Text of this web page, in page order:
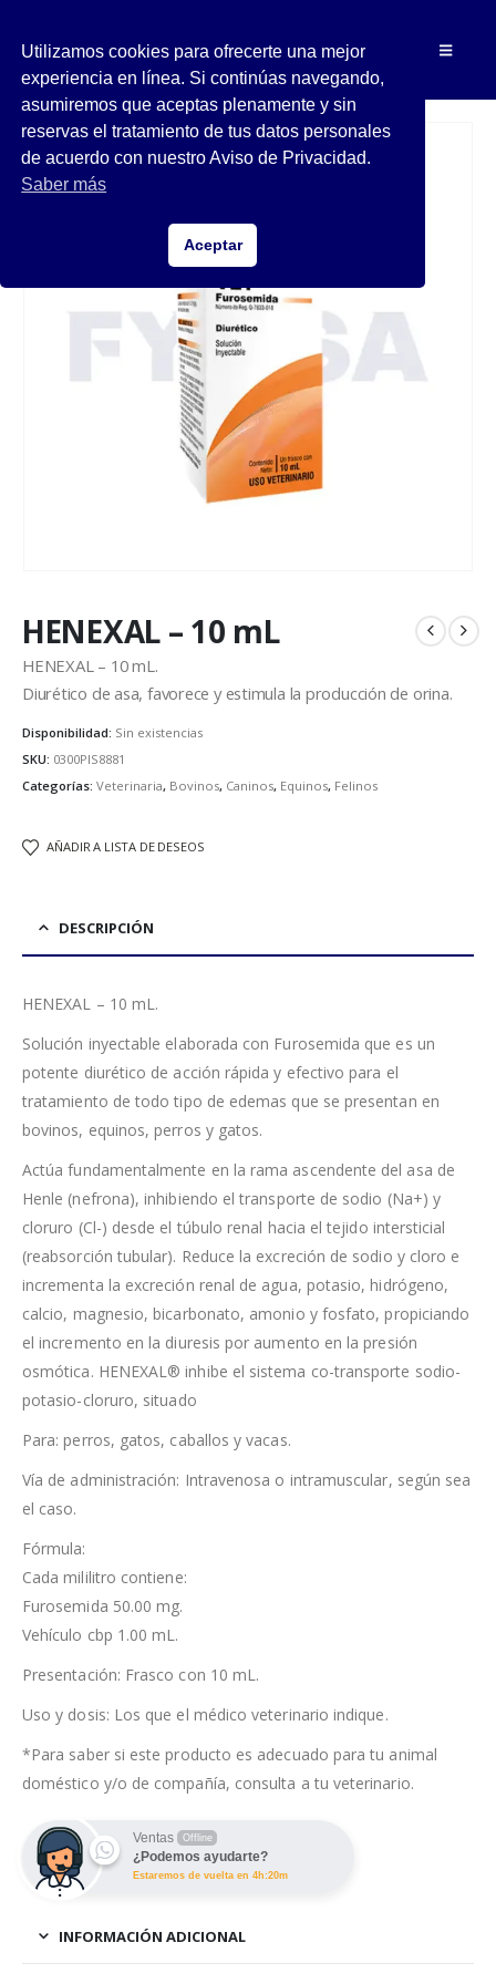
HENEXAL – 10 mL
HENEXAL – 10 mL.
Diurético de asa, favorece y estimula la producción de orina.
Disponibilidad: Sin existencias
SKU: 0300PIS8881
Categorías: Veterinaria, Bovinos, Caninos, Equinos, Felinos
AÑADIR A LISTA DE DESEOS
DESCRIPCIÓN
HENEXAL – 10 mL.
Solución inyectable elaborada con Furosemida que es un
potente diurético de acción rápida y efectivo para el
tratamiento de todo tipo de edemas que se presentan en
bovinos, equinos, perros y gatos.
Actúa fundamentalmente en la rama ascendente del asa de
Henle (nefrona), inhibiendo el transporte de sodio (Na+) y
cloruro (Cl-) desde el túbulo renal hacia el tejido intersticial
(reabsorción tubular). Reduce la excreción de sodio y cloro e
incrementa la excreción renal de agua, potasio, hidrógeno,
calcio, magnesio, bicarbonato, amonio y fosfato, propiciando
el incremento en la diuresis por aumento en la presión
osmótica. HENEXAL® inhibe el sistema co-transporte sodio-
potasio-cloruro, situado
Para: perros, gatos, caballos y vacas.
Vía de administración: Intravenosa o intramuscular, según sea
el caso.
Fórmula:
Cada mililitro contiene:
Furosemida 50.00 mg.
Vehículo cbp 1.00 mL.
Presentación: Frasco con 10 mL.
Uso y dosis: Los que el médico veterinario indique.
*Para saber si este producto es adecuado para tu animal
doméstico y/o de compañía, consulta a tu veterinario.
Ventas Offline
¿Podemos ayudarte?
Estaremos de vuelta en 4h:20m
INFORMACIÓN ADICIONAL
Utilizamos cookies para ofrecerte una mejor
experiencia en línea. Si continúas navegando,
asumiremos que aceptas plenamente y sin
reservas el tratamiento de tus datos personales
de acuerdo con nuestro Aviso de Privacidad.
Saber más
Aceptar